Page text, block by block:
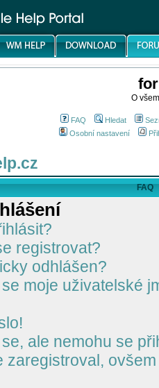
O
FAQ Hledat
Osobní nastavení
FAQ
registrovat?
odhlášen?
moje uživatelské
ale nemohu se
zaregistroval,